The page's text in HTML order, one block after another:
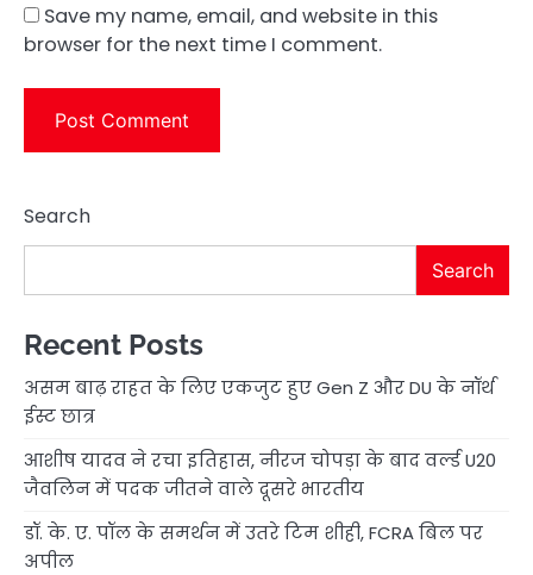
Save my name, email, and website in this
browser for the next time I comment.
Search
Search
Recent Posts
असम बाढ़ राहत के लिए एकजुट हुए Gen Z और DU के नॉर्थ
ईस्ट छात्र
आशीष यादव ने रचा इतिहास, नीरज चोपड़ा के बाद वर्ल्ड U20
जैवलिन में पदक जीतने वाले दूसरे भारतीय
डॉ. के. ए. पॉल के समर्थन में उतरे टिम शीही, FCRA बिल पर
अपील